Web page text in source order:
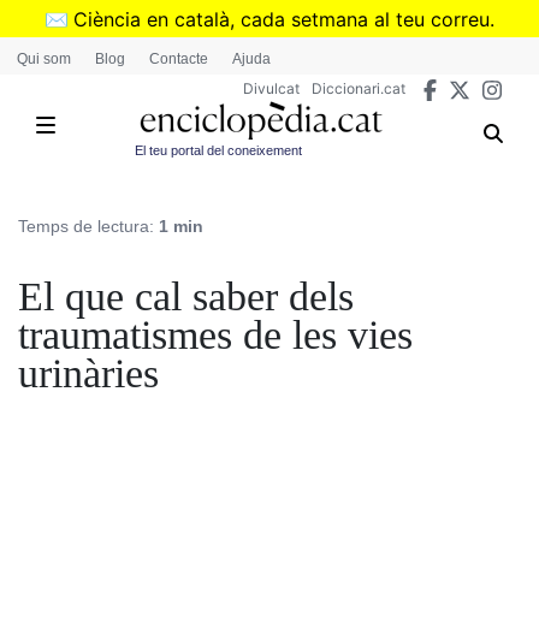
Vés
✉️ Ciència en català, cada setmana al teu correu.
➜Subscriu-te al butlletí de Divulcat
Qui som Blog Contacte Ajuda
Divulcat Diccionari.cat
El teu portal del coneixement
Temps de lectura: 1 min
El que cal saber dels
traumatismes de les vies
urinàries